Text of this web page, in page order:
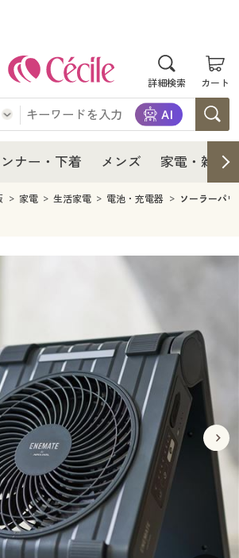
詳細検索 カート
ョン
すべて
用品
ァブリック
て
メント
て
ズ下着
て
ース服
ース下着
ナー・下着 メンズ 家電・雑貨
て
ョン
すべて
ァブリック
メント
て
ズ下着
べて
ース服
ース下着
家電 生活家電 電池・充電器 ソーラーパ